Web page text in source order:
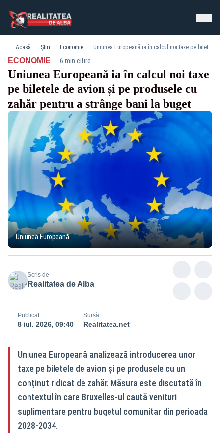
Acasă Știri Economie Uniunea Europeană ia în calcul noi taxe pe biletele de avion și pe produsele cu zahăr pentru a strânge bani la buget
ECONOMIE· 6 min citire
Uniunea Europeană ia în calcul noi taxe
pe biletele de avion și pe produsele cu
zahăr pentru a strânge bani la buget
Uniunea Europeană
Scris de
Realitatea de Alba
Publicat
8 iul. 2026, 09:40
Sursă
Realitatea.net
Uniunea Europeană analizează introducerea unor
taxe pe biletele de avion și pe produsele cu un
conținut ridicat de zahăr. Măsura este discutată în
contextul în care Bruxelles-ul caută venituri
suplimentare pentru bugetul comunitar din perioada
2028-2034.